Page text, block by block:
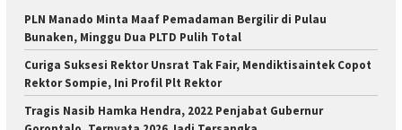
PLN Manado Minta Maaf Pemadaman Bergilir di Pulau
Bunaken, Minggu Dua PLTD Pulih Total
Curiga Suksesi Rektor Unsrat Tak Fair, Mendiktisaintek Copot
Rektor Sompie, Ini Profil Plt Rektor
Tragis Nasib Hamka Hendra, 2022 Penjabat Gubernur